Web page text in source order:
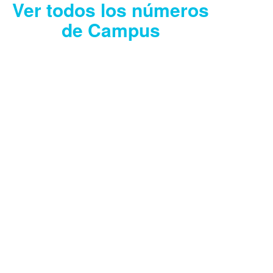
Ver todos los números
de Campus